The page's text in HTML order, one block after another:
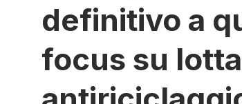
definitivo a
focus su